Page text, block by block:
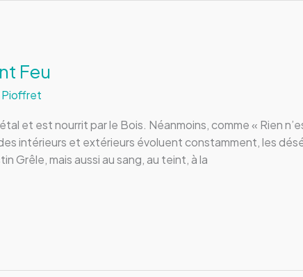
Feu
Pioffret
et est nourrit par le Bois. Néanmoins, comme « Rien
intérieurs et extérieurs évoluent constamment, les
Grêle, mais aussi au sang, au teint, à la